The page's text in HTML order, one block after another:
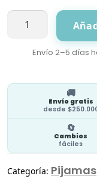
Pijama
BabyPinguins
Envío 2–5 días
🚚
Envío gratis
desde
🔄
Cambios
fáciles
Categoría: Pijamas